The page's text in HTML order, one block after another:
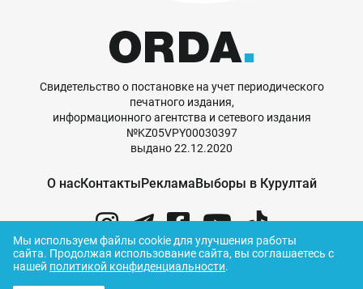
Свидетельство о постановке на учет периодического
печатного издания,
информационного агентства и сетевого издания
№KZ05VPY00030397
выдано 22.12.2020
О насКонтактыРекламаВыборы в Курултай
© ORDA,2026.Правила использования
Мы используем файлы cookie для улучшения работы
сайта. Продолжая использование сайта, вы соглашаетесь с
нашей политикой конфиденциальности.